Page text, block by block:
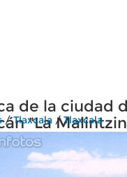
de la ciudad
"La
/Tlaxcala /Tlaxcala